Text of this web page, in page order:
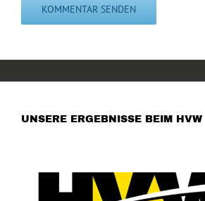
UNSERE ERGEBNISSE BEIM HVW